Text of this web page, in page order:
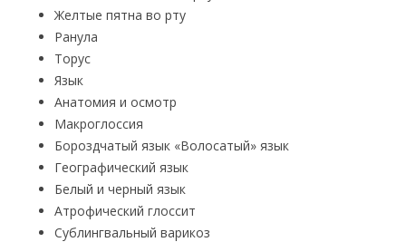
Желтые пятна во рту
Ранула
Торус
Язык
Анатомия и осмотр
Макроглоссия
Бороздчатый язык «Волосатый» язык
Географический язык
Белый и черный язык
Атрофический глоссит
Сублингвальный варикоз